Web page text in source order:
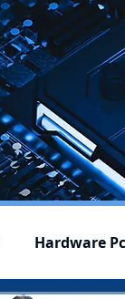
Hardware Pc